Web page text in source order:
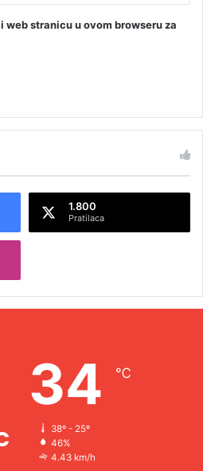
web stranicu u ovom browseru za
1.800
Pratilaca
34 ℃
38º - 25º
46%
4.43 km/h